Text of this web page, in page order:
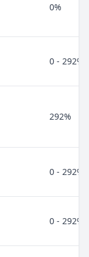
0%
0 - 292%
292%
0 - 292%
0 - 292%